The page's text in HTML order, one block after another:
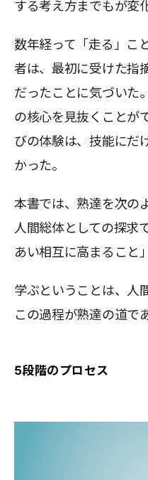
する考え方までもが変
数年経って「走る」こ
者は、最初に受けた指
だったことに気づいた
の核心を見抜くことが
びの体験は、技能にだ
かった。
本書では、熟達を次の
人間総体としての探求
あい相互に高まること」
学ぶということは、人
この過程が熟達の道で
5段階のプロセス